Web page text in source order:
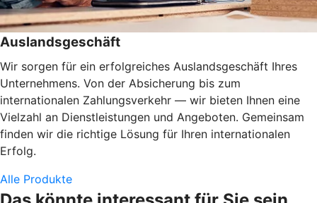
Auslandsgeschäft
Wir sorgen für ein erfolgreiches Auslandsgeschäft Ihres
Unternehmens. Von der Absicherung bis zum
internationalen Zahlungsverkehr — wir bieten Ihnen eine
Vielzahl an Dienstleistungen und Angeboten. Gemeinsam
finden wir die richtige Lösung für Ihren internationalen
Erfolg.
Alle Produkte